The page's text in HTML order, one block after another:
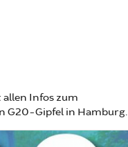
Infos zum
G20-Gipfel in Hamburg.